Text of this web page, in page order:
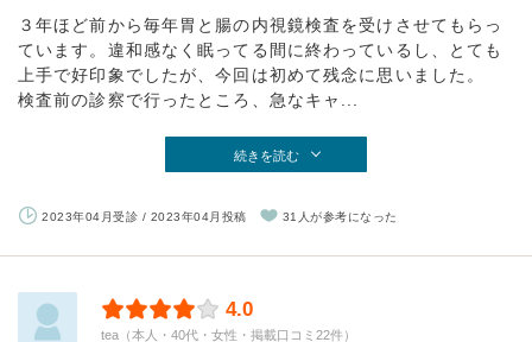
３年ほど前から毎年胃と腸の内視鏡検査を受けさせてもらっ
ています。違和感なく眠ってる間に終わっているし、とても
上手で好印象でしたが、今回は初めて残念に思いました。
検査前の診察で行ったところ、急なキャ...
続きを読む
2023年04月受診 / 2023年04月投稿 31人が参考になった
4.0
tea（本人・40代・女性・掲載口コミ22件）